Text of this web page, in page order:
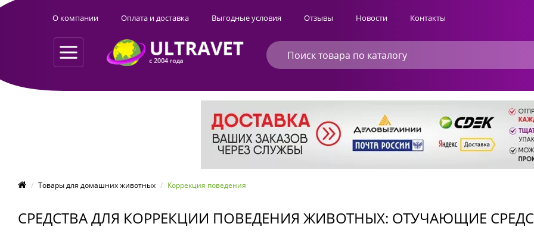
О компании Оплата и доставка Выгодные условия Отзывы Новости Контакты
Товары для домашних животных Коррекция поведения
СРЕДСТВА ДЛЯ КОРРЕКЦИИ ПОВЕДЕНИЯ ЖИВОТНЫХ: ОТУЧАЮЩИЕ